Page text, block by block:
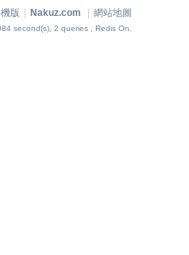
版 Nakuz.com 網站地圖
second(s), 2 queries , Redis On.